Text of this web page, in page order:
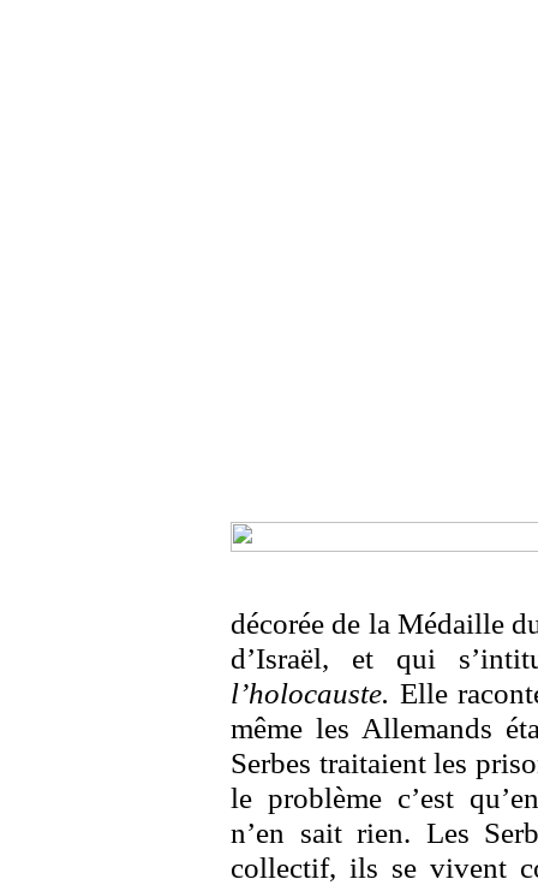
décorée de la Médaille
d’Israël, et qui
l’holocauste. Elle
même les Allemands
Serbes traitaient les
le problème c’est
n’en sait rien. Les
collectif, ils se vivent